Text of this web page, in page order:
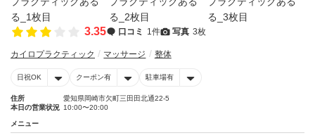
3.35 口コミ 1件 写真 3枚
カイロプラクティック マッサージ 整体
日祝OK クーポン有 駐車場有
住所
愛知県岡崎市欠町三田田北通22-5
本日の営業状況 10:00〜20:00
メニュー